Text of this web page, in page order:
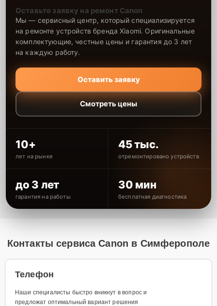
Оставьте заявку на ремонт Canon
Мы — сервисный центр, который специализируется
на ремонте устройств бренда Xiaomi. Оригинальные
комплектующие, честные цены и гарантия до 3 лет
на каждую работу.
Оставить заявку
Смотреть цены
10+
лет на рынке
45 тыс.
отремонтировано устройств
до 3 лет
гарантия на работы
30 мин
бесплатная диагностика
Контакты сервиса Canon в Симферополе
Телефон
Наши специалисты быстро вникнут в вопрос и
предложат оптимальный вариант решения